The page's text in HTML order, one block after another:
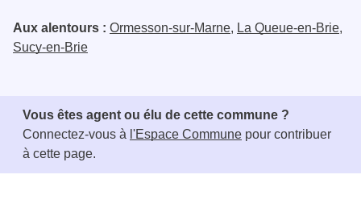
Aux alentours : Ormesson-sur-Marne, La Queue-en-Brie,
Sucy-en-Brie
Vous êtes agent ou élu de cette commune ?
Connectez-vous à l'Espace Commune pour contribuer
à cette page.